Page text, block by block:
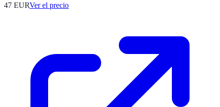
47 EURVer el precio